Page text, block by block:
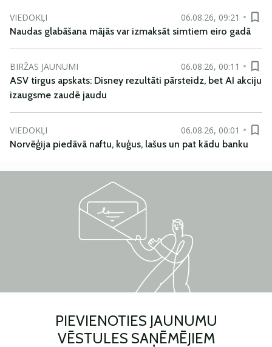
VIEDOKĻI
06.08.26, 09:21
Naudas glabāšana mājās var izmaksāt simtiem eiro gadā
BIRŽAS JAUNUMI
06.08.26, 00:11
ASV tirgus apskats: Disney rezultāti pārsteidz, bet AI akciju
izaugsme zaudē jaudu
VIEDOKĻI
06.08.26, 00:01
Norvēģija piedāvā naftu, kuģus, lašus un pat kādu banku
PIEVIENOTIES JAUNUMU
VĒSTULES SAŅĒMĒJIEM